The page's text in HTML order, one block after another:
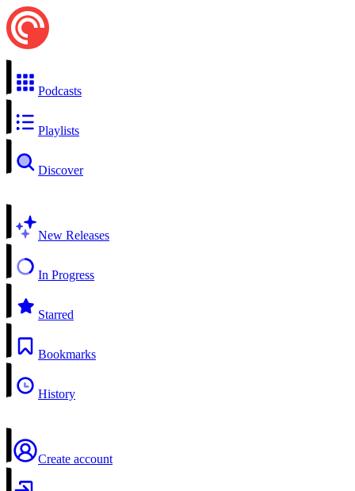
Podcasts
Playlists
Discover
New Releases
In Progress
Starred
Bookmarks
History
Create account